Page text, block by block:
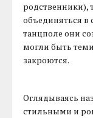
родственники),
объединяться в
танцполе они
могли быть
закроются.
Оглядываясь
стильными и